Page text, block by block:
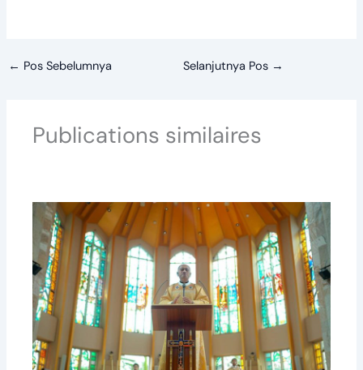
← Pos Sebelumnya Selanjutnya Pos →
Publications similaires